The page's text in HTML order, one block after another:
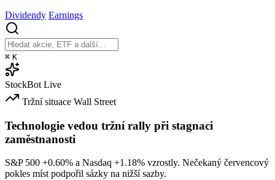
Dividendy Earnings
⌘ K
StockBot Live
Tržní situace Wall Street
Technologie vedou tržní rally při stagnaci
zaměstnanosti
S&P 500 +0.60% a Nasdaq +1.18% vzrostly. Nečekaný červencový
pokles míst podpořil sázky na nižší sazby.